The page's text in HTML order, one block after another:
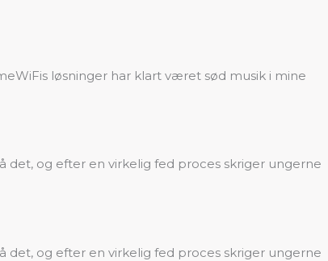
løsninger har klart været sød musik i mine
og efter en virkelig fed proces skriger ungerne
og efter en virkelig fed proces skriger ungerne